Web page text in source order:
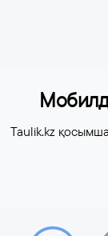
Taulik.kz